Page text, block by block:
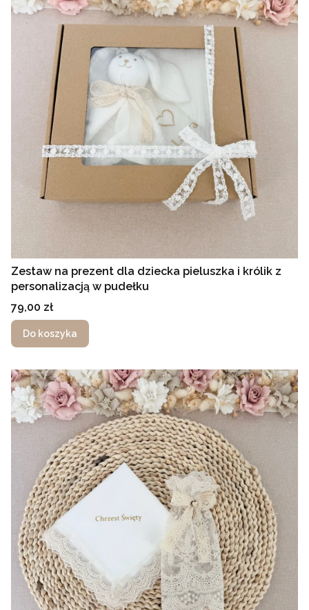
Zestaw na prezent dla dziecka pieluszka i królik z
personalizacją w pudełku
Cena
79,00 zł
Do koszyka